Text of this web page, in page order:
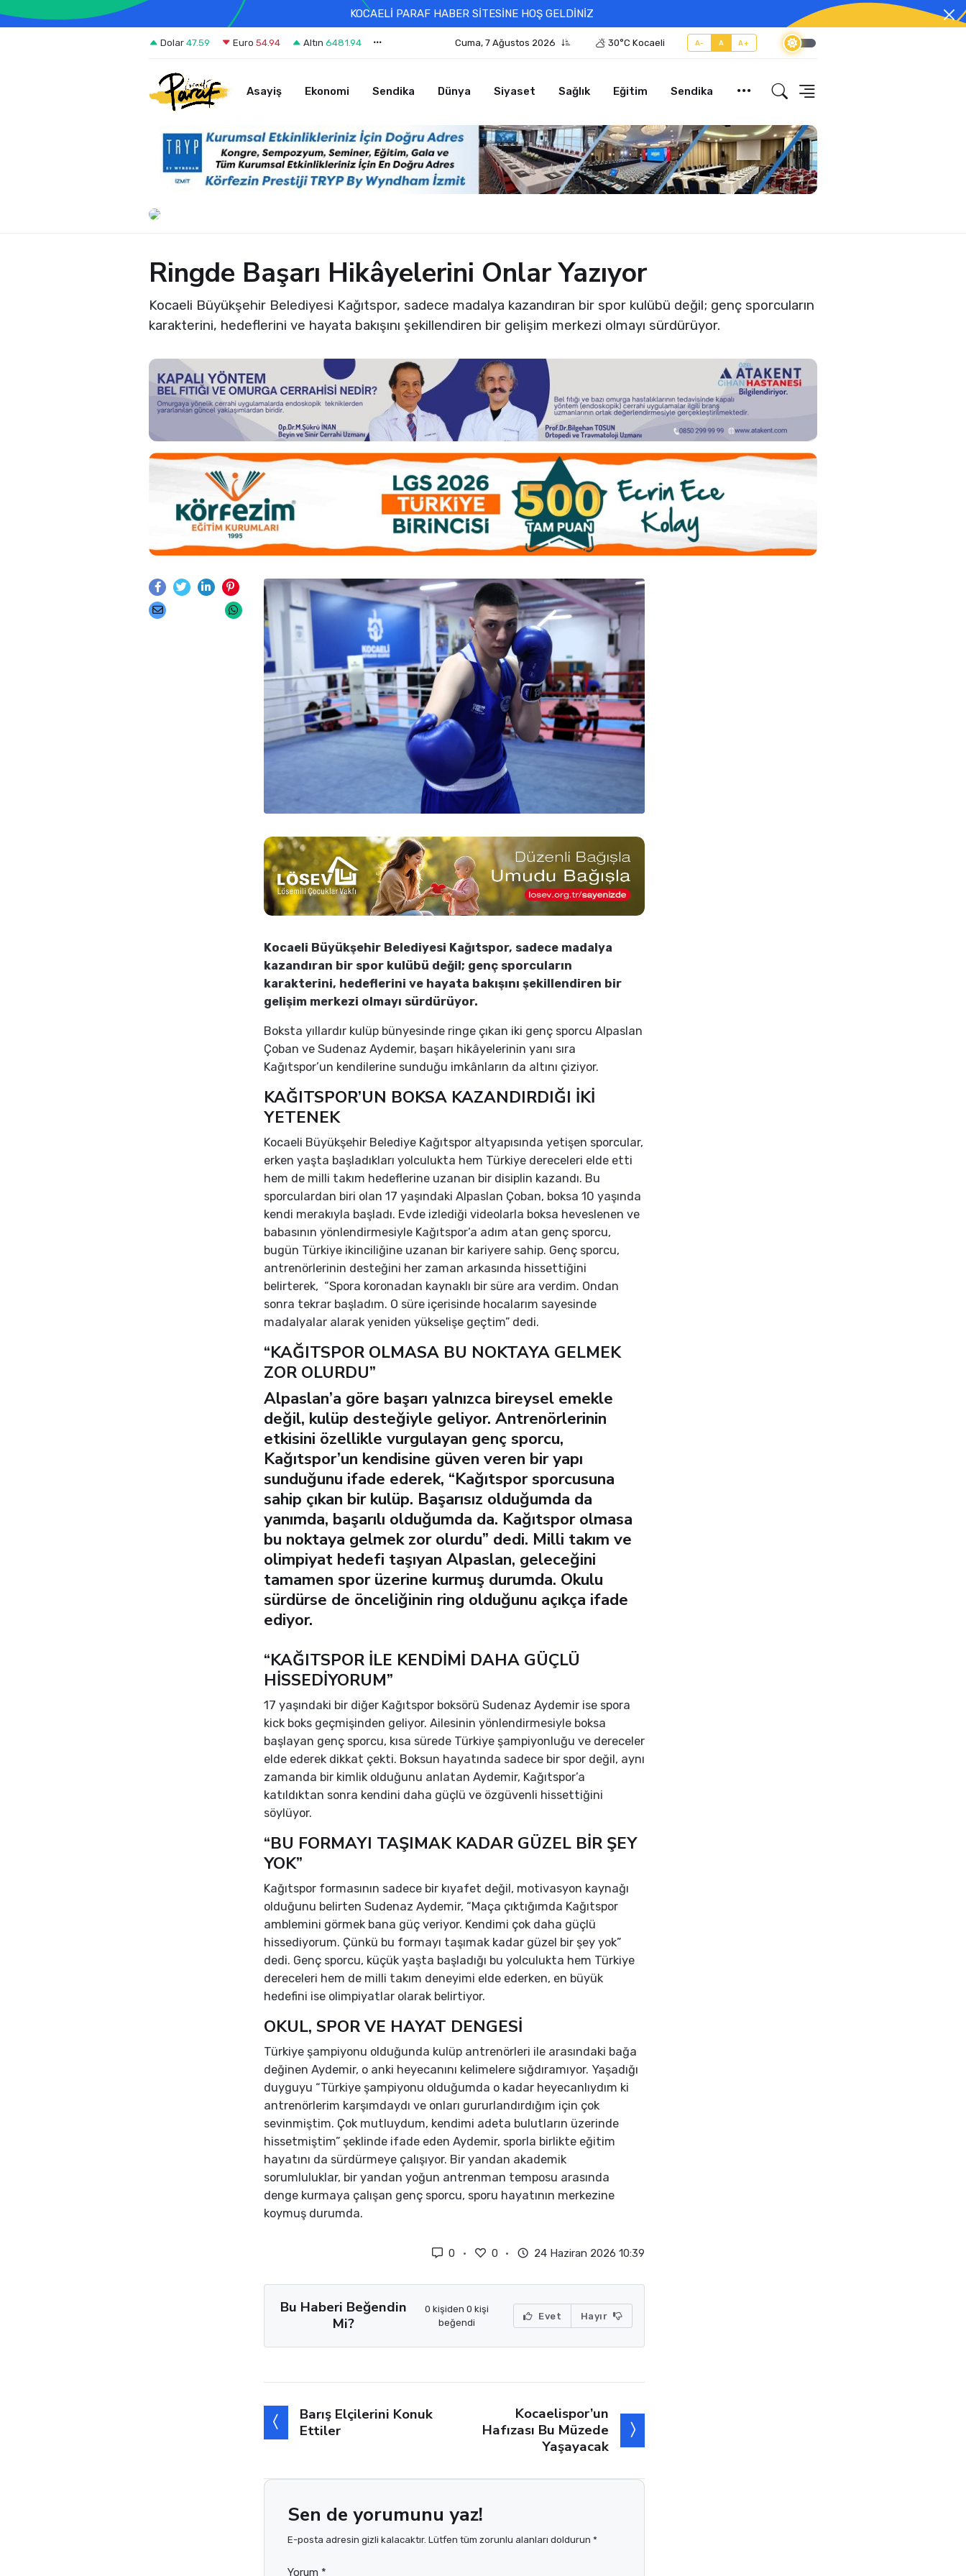
KOCAELİ PARAF HABER SİTESİNE HOŞ GELDİNİZ
Dolar 47.59 Euro 54.94 Altın 6481.94 Cuma, 7 Ağustos 2026 30°C Kocaeli A- A A+
Asayiş Ekonomi Sendika Dünya Siyaset Sağlık Eğitim Sendika
Ringde Başarı Hikâyelerini Onlar Yazıyor
Kocaeli Büyükşehir Belediyesi Kağıtspor, sadece madalya kazandıran bir spor kulübü değil; genç sporcuların
karakterini, hedeflerini ve hayata bakışını şekillendiren bir gelişim merkezi olmayı sürdürüyor.
Kocaeli Büyükşehir Belediyesi Kağıtspor, sadece madalya
kazandıran bir spor kulübü değil; genç sporcuların
karakterini, hedeflerini ve hayata bakışını şekillendiren bir
gelişim merkezi olmayı sürdürüyor.
Boksta yıllardır kulüp bünyesinde ringe çıkan iki genç sporcu Alpaslan
Çoban ve Sudenaz Aydemir, başarı hikâyelerinin yanı sıra
Kağıtspor’un kendilerine sunduğu imkânların da altını çiziyor.
KAĞITSPOR’UN BOKSA KAZANDIRDIĞI İKİ
YETENEK
Kocaeli Büyükşehir Belediye Kağıtspor altyapısında yetişen sporcular,
erken yaşta başladıkları yolculukta hem Türkiye dereceleri elde etti
hem de milli takım hedeflerine uzanan bir disiplin kazandı. Bu
sporculardan biri olan 17 yaşındaki Alpaslan Çoban, boksa 10 yaşında
kendi merakıyla başladı. Evde izlediği videolarla boksa heveslenen ve
babasının yönlendirmesiyle Kağıtspor’a adım atan genç sporcu,
bugün Türkiye ikinciliğine uzanan bir kariyere sahip. Genç sporcu,
antrenörlerinin desteğini her zaman arkasında hissettiğini
belirterek, “Spora koronadan kaynaklı bir süre ara verdim. Ondan
sonra tekrar başladım. O süre içerisinde hocalarım sayesinde
madalyalar alarak yeniden yükselişe geçtim” dedi.
“KAĞITSPOR OLMASA BU NOKTAYA GELMEK
ZOR OLURDU”
Alpaslan’a göre başarı yalnızca bireysel emekle
değil, kulüp desteğiyle geliyor. Antrenörlerinin
etkisini özellikle vurgulayan genç sporcu,
Kağıtspor’un kendisine güven veren bir yapı
sunduğunu ifade ederek, “Kağıtspor sporcusuna
sahip çıkan bir kulüp. Başarısız olduğumda da
yanımda, başarılı olduğumda da. Kağıtspor olmasa
bu noktaya gelmek zor olurdu” dedi. Milli takım ve
olimpiyat hedefi taşıyan Alpaslan, geleceğini
tamamen spor üzerine kurmuş durumda. Okulu
sürdürse de önceliğinin ring olduğunu açıkça ifade
ediyor.
“KAĞITSPOR İLE KENDİMİ DAHA GÜÇLÜ
HİSSEDİYORUM”
17 yaşındaki bir diğer Kağıtspor boksörü Sudenaz Aydemir ise spora
kick boks geçmişinden geliyor. Ailesinin yönlendirmesiyle boksa
başlayan genç sporcu, kısa sürede Türkiye şampiyonluğu ve dereceler
elde ederek dikkat çekti. Boksun hayatında sadece bir spor değil, aynı
zamanda bir kimlik olduğunu anlatan Aydemir, Kağıtspor’a
katıldıktan sonra kendini daha güçlü ve özgüvenli hissettiğini
söylüyor.
“BU FORMAYI TAŞIMAK KADAR GÜZEL BİR ŞEY
YOK”
Kağıtspor formasının sadece bir kıyafet değil, motivasyon kaynağı
olduğunu belirten Sudenaz Aydemir, “Maça çıktığımda Kağıtspor
amblemini görmek bana güç veriyor. Kendimi çok daha güçlü
hissediyorum. Çünkü bu formayı taşımak kadar güzel bir şey yok”
dedi. Genç sporcu, küçük yaşta başladığı bu yolculukta hem Türkiye
dereceleri hem de milli takım deneyimi elde ederken, en büyük
hedefini ise olimpiyatlar olarak belirtiyor.
OKUL, SPOR VE HAYAT DENGESİ
Türkiye şampiyonu olduğunda kulüp antrenörleri ile arasındaki bağa
değinen Aydemir, o anki heyecanını kelimelere sığdıramıyor. Yaşadığı
duyguyu “Türkiye şampiyonu olduğumda o kadar heyecanlıydım ki
antrenörlerim karşımdaydı ve onları gururlandırdığım için çok
sevinmiştim. Çok mutluydum, kendimi adeta bulutların üzerinde
hissetmiştim” şeklinde ifade eden Aydemir, sporla birlikte eğitim
hayatını da sürdürmeye çalışıyor. Bir yandan akademik
sorumluluklar, bir yandan yoğun antrenman temposu arasında
denge kurmaya çalışan genç sporcu, sporu hayatının merkezine
koymuş durumda.
0 0 24 Haziran 2026 10:39
Bu Haberi Beğendin
Mi?
0 kişiden 0 kişi
beğendi
Evet Hayır
Barış Elçilerini Konuk
Ettiler
Kocaelispor’un
Hafızası Bu Müzede
Yaşayacak
Sen de yorumunu yaz!
E-posta adresin gizli kalacaktır. Lütfen tüm zorunlu alanları doldurun *
Yorum *